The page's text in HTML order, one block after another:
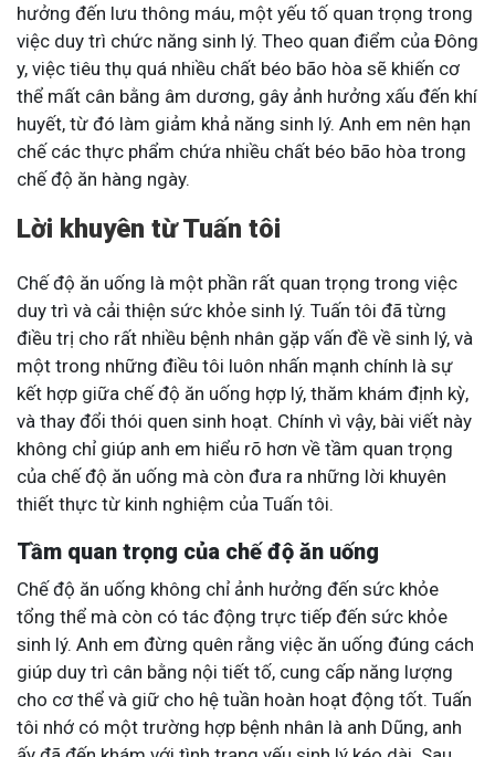
hưởng đến lưu thông máu, một yếu tố quan trọng trong
việc duy trì chức năng sinh lý. Theo quan điểm của Đông
y, việc tiêu thụ quá nhiều chất béo bão hòa sẽ khiến cơ
thể mất cân bằng âm dương, gây ảnh hưởng xấu đến khí
huyết, từ đó làm giảm khả năng sinh lý. Anh em nên hạn
chế các thực phẩm chứa nhiều chất béo bão hòa trong
chế độ ăn hàng ngày.
Lời khuyên từ Tuấn tôi
Chế độ ăn uống là một phần rất quan trọng trong việc
duy trì và cải thiện sức khỏe sinh lý. Tuấn tôi đã từng
điều trị cho rất nhiều bệnh nhân gặp vấn đề về sinh lý, và
một trong những điều tôi luôn nhấn mạnh chính là sự
kết hợp giữa chế độ ăn uống hợp lý, thăm khám định kỳ,
và thay đổi thói quen sinh hoạt. Chính vì vậy, bài viết này
không chỉ giúp anh em hiểu rõ hơn về tầm quan trọng
của chế độ ăn uống mà còn đưa ra những lời khuyên
thiết thực từ kinh nghiệm của Tuấn tôi.
Tầm quan trọng của chế độ ăn uống
Chế độ ăn uống không chỉ ảnh hưởng đến sức khỏe
tổng thể mà còn có tác động trực tiếp đến sức khỏe
sinh lý. Anh em đừng quên rằng việc ăn uống đúng cách
giúp duy trì cân bằng nội tiết tố, cung cấp năng lượng
cho cơ thể và giữ cho hệ tuần hoàn hoạt động tốt. Tuấn
tôi nhớ có một trường hợp bệnh nhân là anh Dũng, anh